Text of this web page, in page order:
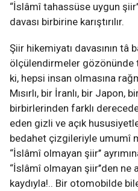
“İslâmî tahassüse uygun
davası birbirine karıştırılır.
Şiir hikemiyatı davasının tâ
ölçülendirmeler
ki, hepsi insan olmasına
Mısırlı, bir İranlı, bir Japon,
birbirlerinden farklı
eden gizli ve açık
bedahet çizgileriyle umumî
“İslâmî olmayan şiir’’
“İslâmî olmayan şiir’’den ne
kaydıyla!.. Bir otomobilde